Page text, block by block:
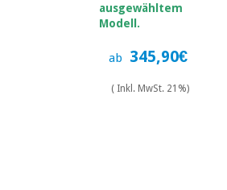
ausgewähltem
Modell.
ab 345,90€
( Inkl. MwSt. 21%)